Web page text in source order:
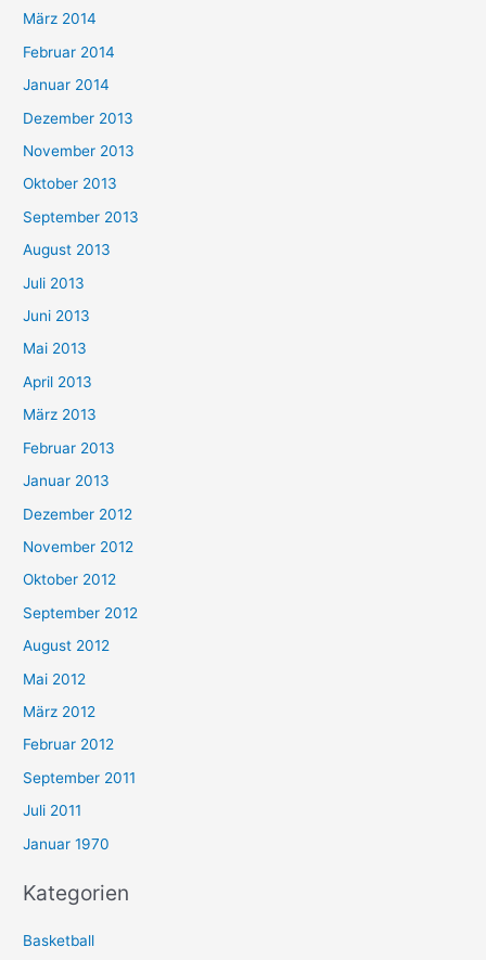
März 2014
Februar 2014
Januar 2014
Dezember 2013
November 2013
Oktober 2013
September 2013
August 2013
Juli 2013
Juni 2013
Mai 2013
April 2013
März 2013
Februar 2013
Januar 2013
Dezember 2012
November 2012
Oktober 2012
September 2012
August 2012
Mai 2012
März 2012
Februar 2012
September 2011
Juli 2011
Januar 1970
Kategorien
Basketball